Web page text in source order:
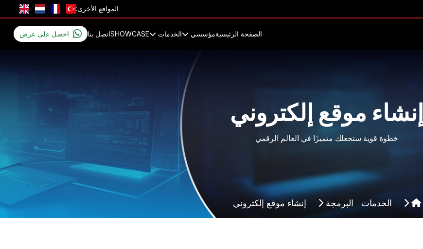
المواقع الأخرى:
الصفحة الرئيسيةمؤسسي الخدمات SHOWCASEاتصل بنا احصل على عرض
إنشاء موقع إلكتروني
خطوة قوية ستجعلك متميزًا في العالم الرقمي
الخدمات البرمجة إنشاء موقع إلكتروني